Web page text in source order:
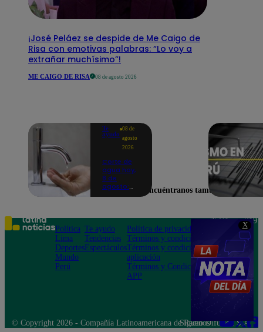
X
¡José Peláez se despide de Me Caigo de
Risa con emotivas palabras: “Lo voy a
extrañar muchísimo”!
ME CAIGO DE RISA 08 de agosto 2026
Te
ayudo
08 de
agosto
2026
Corte de
agua hoy,
8 de
agosto:
sin el
servicio de
Sedapal
Encuéntranos también en
Política
Lima
Deportes
Mundo
Perú
Te ayudo
Tendencias
Espectáculos
Política de privacidad
Términos y condiciones
Términos y condiciones
aplicación
Términos y Condiciones
APP
Teléfono: 219
Av. San
Felipe 968
Jesús María
© Copyright 2026 - Compañía Latinoamericana de Radio Difusión S.A.
Síguenos